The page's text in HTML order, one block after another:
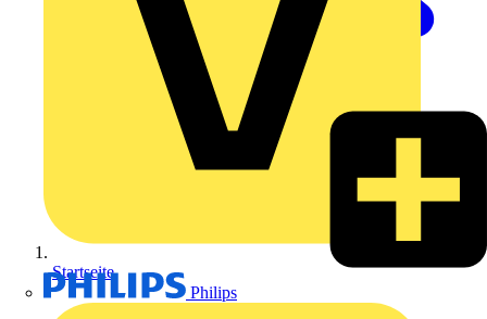
Philips
Startseite